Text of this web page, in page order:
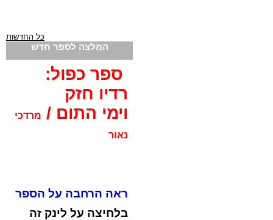
כל החדשות
המלצה לספר חדש
ספר כפול:
רדיו חזק
וימי התום / מרדכי
נאור
ראה הרחבה על הספר
בלחיצה על לינק זה